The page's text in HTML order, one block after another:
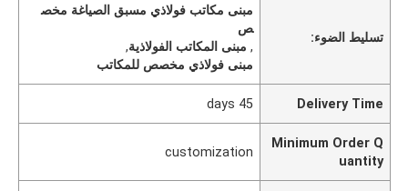
تسليط الضوء:
مبنى مكاتب فولاذي مسبق الصياغة مخص
ص
, مبنى المكاتب الفولاذية,
مبنى فولاذي مخصص للمكاتب
Delivery Time
45 days
Minimum Order Q
uantity
customization